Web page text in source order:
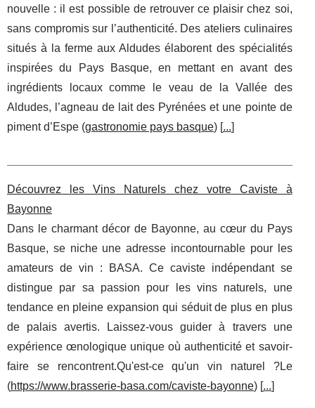
nouvelle : il est possible de retrouver ce plaisir chez soi,
sans compromis sur l’authenticité. Des ateliers culinaires
situés à la ferme aux Aldudes élaborent des spécialités
inspirées du Pays Basque, en mettant en avant des
ingrédients locaux comme le veau de la Vallée des
Aldudes, l’agneau de lait des Pyrénées et une pointe de
piment d’Espe (gastronomie pays basque) [...]
Découvrez les Vins Naturels chez votre Caviste à
Bayonne
Dans le charmant décor de Bayonne, au cœur du Pays
Basque, se niche une adresse incontournable pour les
amateurs de vin : BASA. Ce caviste indépendant se
distingue par sa passion pour les vins naturels, une
tendance en pleine expansion qui séduit de plus en plus
de palais avertis. Laissez-vous guider à travers une
expérience œnologique unique où authenticité et savoir-
faire se rencontrent.Qu'est-ce qu'un vin naturel ?Le
(https://www.brasserie-basa.com/caviste-bayonne) [...]